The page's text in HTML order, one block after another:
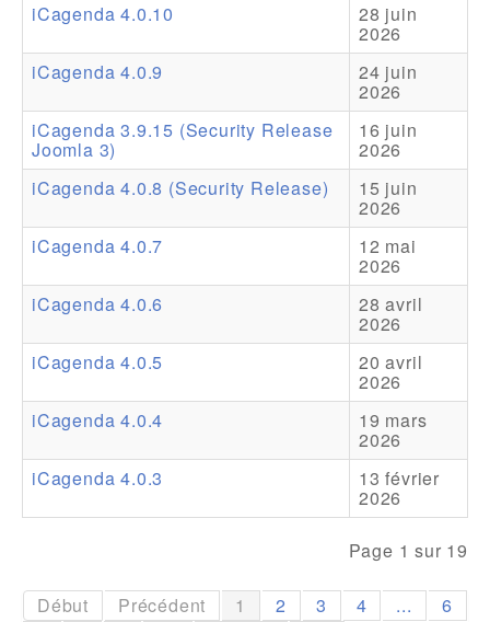
Addons
Theme Packs
Support
Forum
iCagenda 4.0.10
28 juin
2026
iCagenda 4.0.9
24 juin
2026
iCagenda 3.9.15 (Security Release
Joomla 3)
16 juin
2026
iCagenda 4.0.8 (Security Release)
15 juin
2026
iCagenda 4.0.7
12 mai
2026
iCagenda 4.0.6
28 avril
2026
iCagenda 4.0.5
20 avril
2026
iCagenda 4.0.4
19 mars
2026
iCagenda 4.0.3
13 février
2026
Page 1 sur 19
Début Précédent 1 2 3 4 ...
6